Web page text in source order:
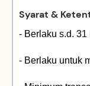
Syarat &
- Berlaku s.d. 31
- Berlaku untuk